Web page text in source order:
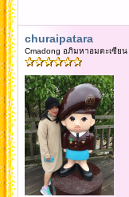
churaipatara
Cmadong อภิมหาอมตะเซียน